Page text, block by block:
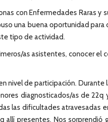
con Enfermedades Raras y
una buena oportunidad
tipo de actividad.
as asistentes, conocer
nivel de participación.
diagnosticados/as de
las dificultades atravesadas
presentes. Nos